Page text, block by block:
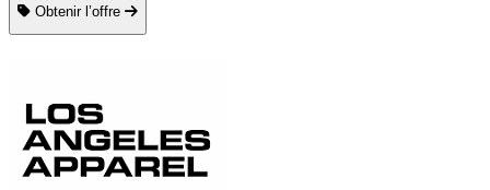
Obtenir l’offre